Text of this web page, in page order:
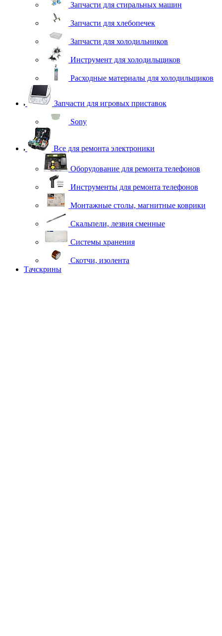
Запчасти для стиральных машин
Запчасти для хлебопечек
Запчасти для холодильников
Инструмент для холодильщиков
Расходные материалы для холодильщиков
Запчасти для игровых приставок
Sony
Все для ремонта электроники
Оборудование для ремонта телефонов
Инструменты для ремонта телефонов
Монтажные столы, магнитные коврики
Скальпели, лезвия сменные
Системы хранения
Скотчи, изолента
Тачскрины